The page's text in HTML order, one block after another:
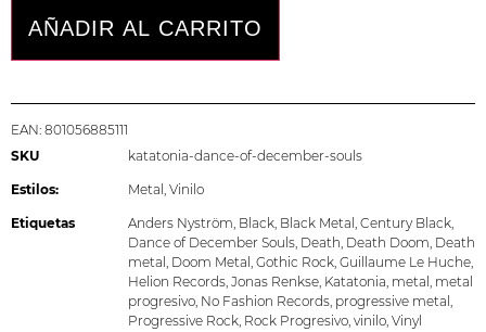
AÑADIR AL CARRITO
EAN: 801056885111
SKU
katatonia-dance-of-december-souls
Estilos: Metal , Vinilo
Etiquetas Anders Nyström, Black, Black Metal , Century Black,
Dance of December Souls, Death, Death Doom, Death
metal , Doom Metal , Gothic Rock, Guillaume Le Huche,
Helion Records, Jonas Renkse, Katatonia, metal , metal
progresivo, No Fashion Records, progressive metal ,
Progressive Rock, Rock Progresivo, vinilo, Vinyl